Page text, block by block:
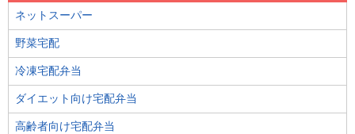
ネットスーパー
野菜宅配
冷凍宅配弁当
ダイエット向け宅配弁当
高齢者向け宅配弁当